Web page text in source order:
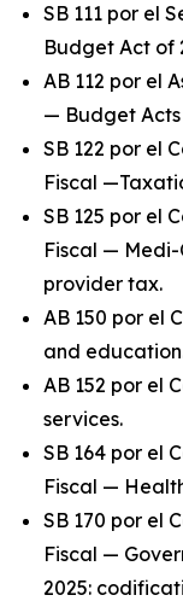
SB 111 por el
Budget Act of
AB 112 por el
— Budget Acts
SB 122 por el
Fiscal
SB 125 por el
Fiscal —
provider tax.
AB 150 por el
and
AB 152 por el
services.
SB 164 por el
Fiscal —
SB 170 por el
Fiscal —
2025: